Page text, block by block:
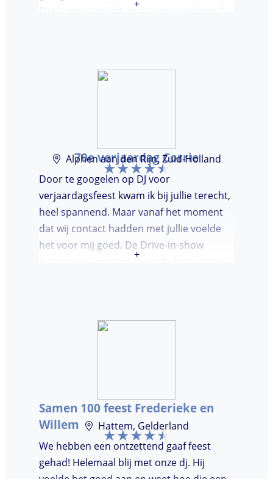
Dat is zeker gelukt, er is volop gedanst. Ik
+
70e verjaardag Corrie
Alphen aan den Rijn, Zuid-Holland
Door te googelen op DJ voor
verjaardagsfeest kwam ik bij jullie terecht,
heel spannend. Maar vanaf het moment
dat wij contact hadden met jullie voelde
het voor mij goed. De Drive-in-show
Intiem was voor ons feest de beste optie
jullie gevonden had. Wij hebben een
+
Samen 100 feest Frederieke en
Willem
Hattem, Gelderland
We hebben een ontzettend gaaf feest
gehad! Helemaal blij met onze dj. Hij